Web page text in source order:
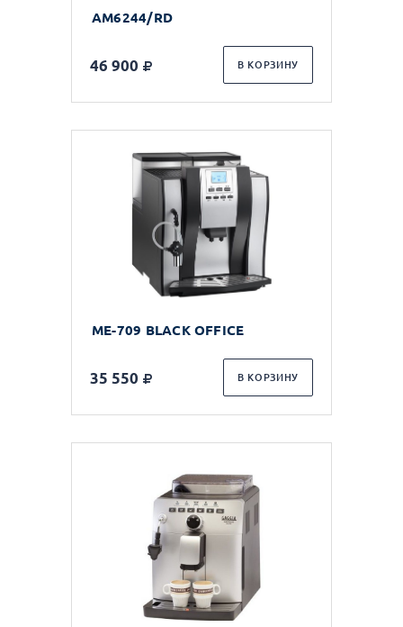
AM6244/RD
46 900 В КОРЗИНУ
ME-709 BLACK OFFICE
35 550 В КОРЗИНУ